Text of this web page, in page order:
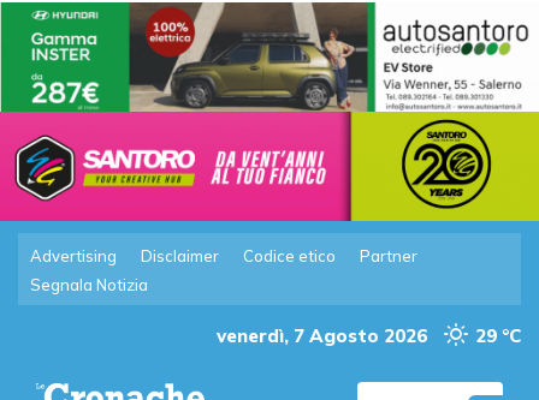
Advertising Disclaimer Codice etico
Partner
Segnala Notizia
venerdì, 7 Agosto 2026 29 °C